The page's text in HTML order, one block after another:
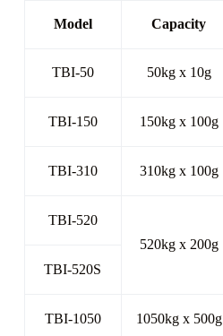
Model Capacity
TBI-50 50kg x 10g
TBI-150 150kg x 100g
TBI-310 310kg x 100g
TBI-520
520kg x 200g
TBI-520S
TBI-1050 1050kg x 500g